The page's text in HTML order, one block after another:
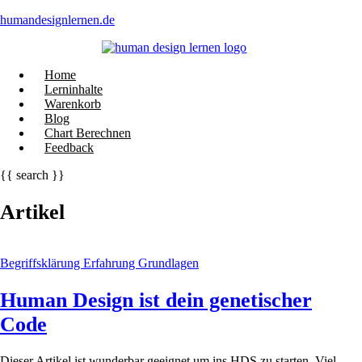
humandesignlernen.de
Menü
Home
Lerninhalte
Warenkorb
Blog
Chart Berechnen
Feedback
{{ search }}
Artikel
Begriffsklärung Erfahrung Grundlagen
Human Design ist dein genetischer
Code